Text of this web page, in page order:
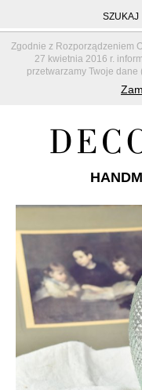
Zgodnie z Rozporządzeniem
27 kwietnia 2016 r.
przetwarzamy Twoje dane
SZUKAJ